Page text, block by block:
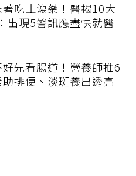
吃止瀉藥！醫揭10大
出現5警訊應盡快就醫
先看腸道！營養師推6
排便、淡斑養出透亮